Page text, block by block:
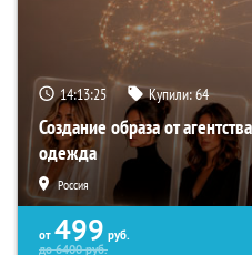
14:13:24 Купили:64
Создание образа от
одежда
Россия
от 499 руб.
до6400руб.